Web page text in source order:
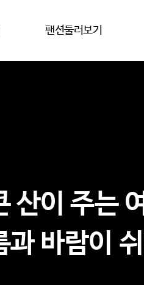
팬션둘러보기
산이 주는
과 바람이